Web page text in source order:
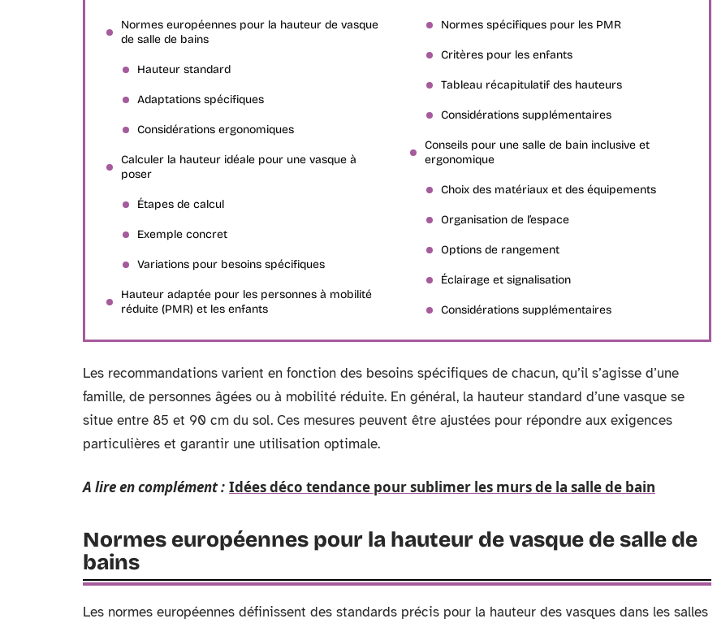
Normes européennes pour la hauteur de vasque
de salle de bains
Hauteur standard
Adaptations spécifiques
Considérations ergonomiques
Calculer la hauteur idéale pour une vasque à
poser
Étapes de calcul
Exemple concret
Variations pour besoins spécifiques
Hauteur adaptée pour les personnes à mobilité
réduite (PMR) et les enfants
Normes spécifiques pour les PMR
Critères pour les enfants
Tableau récapitulatif des hauteurs
Considérations supplémentaires
Conseils pour une salle de bain inclusive et
ergonomique
Choix des matériaux et des équipements
Organisation de l’espace
Options de rangement
Éclairage et signalisation
Considérations supplémentaires
Les recommandations varient en fonction des besoins spécifiques de chacun, qu’il s’agisse d’une
famille, de personnes âgées ou à mobilité réduite. En général, la hauteur standard d’une vasque se
situe entre 85 et 90 cm du sol. Ces mesures peuvent être ajustées pour répondre aux exigences
particulières et garantir une utilisation optimale.
A lire en complément : Idées déco tendance pour sublimer les murs de la salle de bain
Normes européennes pour la hauteur de vasque de salle de
bains
Les normes européennes définissent des standards précis pour la hauteur des vasques dans les salles